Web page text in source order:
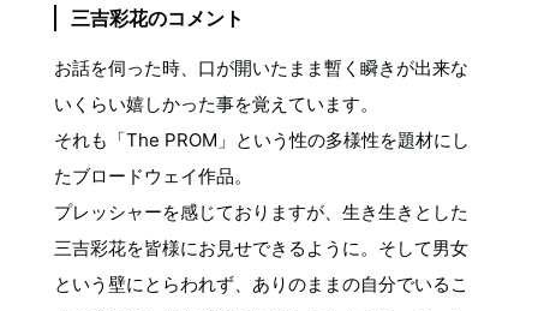
三吉彩花のコメント
お話を伺った時、口が開いたまま暫く瞬きが出来な
いくらい嬉しかった事を覚えています。
それも「The PROM」という性の多様性を題材にし
たブロードウェイ作品。
プレッシャーを感じておりますが、生き生きとした
三吉彩花を皆様にお見せできるように。そして男女
という壁にとらわれず、ありのままの自分でいるこ